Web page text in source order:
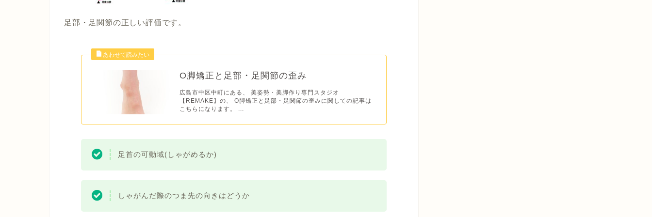
足部・足関節の正しい評価です。
O脚矯正と足部・足関節の歪み
広島市中区中町にある、 美姿勢・美脚作り専門スタジオ
【REMAKE】の、 O脚矯正と足部・足関節の歪みに関しての記事は
こちらになります。 ...
足首の可動域(しゃがめるか)
しゃがんだ際のつま先の向きはどうか